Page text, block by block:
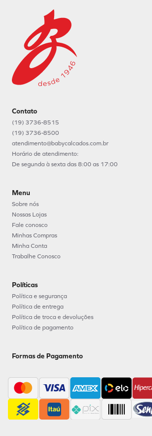
Contato
(19) 3736-8515
(19) 3736-8500
atendimento@babycalcados.com.br
Horário de atendimento:
De segunda à sexta das 8:00 as 17:00
Menu
Sobre nós
Nossas Lojas
Fale conosco
Minhas Compras
Minha Conta
Trabalhe Conosco
Políticas
Política e segurança
Política de entrega
Política de troca e devoluções
Política de pagamento
Formas de Pagamento